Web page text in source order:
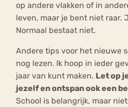
op andere vlakken of in
leven, maar je bent niet raar.
Normaal bestaat niet.
Andere tips voor het nieuwe
nog lezen. Ik hoop in ieder
jaar van kunt maken. Let op
jezelf en ontspan ook een
School is belangrijk, maar